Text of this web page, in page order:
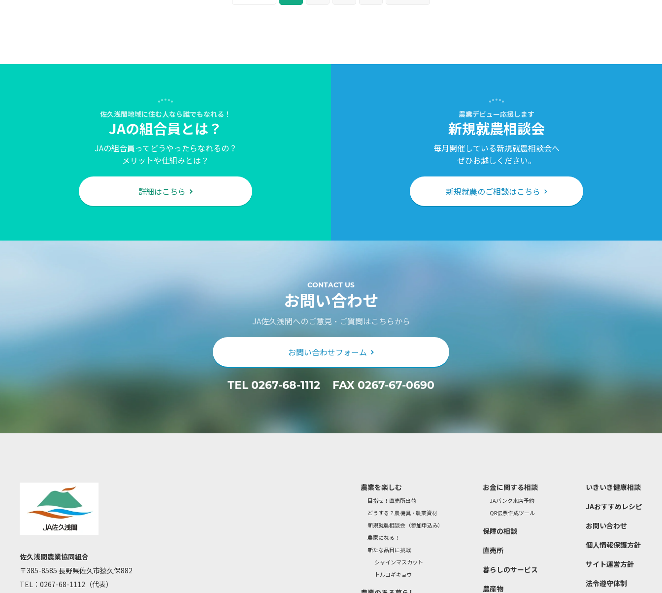
佐久浅間地域に住む人なら誰でもなれる！
JAの組合員とは？
JAの組合員ってどうやったらなれるの？
メリットや仕組みとは？
詳細はこちら
農業デビュー応援します
新規就農相談会
毎月開催している新規就農相談会へ
ぜひお越しください。
新規就農のご相談はこちら
CONTACT US
お問い合わせ
JA佐久浅間へのご意見・ご質問はこちらから
お問い合わせフォーム
TEL 0267-68-1112 FAX 0267-67-0690
佐久浅間農業協同組合
〒385-8585 長野県佐久市猿久保882
TEL： 0267-68-1112 （代表）
農業を楽しむ
目指せ！直売所出荷
どうする？農機具・農業資材
新規就農相談会（参加申込み）
農家になる！
新たな品目に挑戦
シャインマスカット
トルコギキョウ
お金に関する相談
JAバンク来店予約
QR伝票作成ツール
保障の相談
直売所
暮らしのサービス
農産物
いきいき健康相談
JAおすすめレシピ
お問い合わせ
個人情報保護方針
サイト運営方針
法令遵守体制